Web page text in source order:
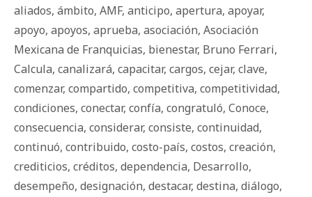
aliados, ámbito, AMF, anticipo, apertura, apoyar,
apoyo, apoyos, aprueba, asociación, Asociación
Mexicana de Franquicias, bienestar, Bruno Ferrari,
Calcula, canalizará, capacitar, cargos, cejar, clave,
comenzar, compartido, competitiva, competitividad,
condiciones, conectar, confía, congratuló, Conoce,
consecuencia, considerar, consiste, continuidad,
continuó, contribuido, costo-país, costos, creación,
crediticios, créditos, dependencia, Desarrollo,
desempeño, designación, destacar, destina, diálogo,